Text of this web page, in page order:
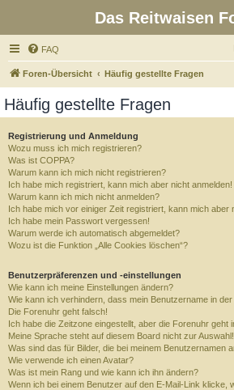
Das Reitwaisen
FAQ
Foren-Übersicht Häufig gestellte Fragen
Häufig gestellte Fragen
Registrierung und Anmeldung
Wozu muss ich mich registrieren?
Was ist COPPA?
Warum kann ich mich nicht registrieren?
Ich habe mich registriert, kann mich aber nicht anmelden!
Warum kann ich mich nicht anmelden?
Ich habe mich vor einiger Zeit registriert, kann mich aber
Ich habe mein Passwort vergessen!
Warum werde ich automatisch abgemeldet?
Wozu ist die Funktion „Alle Cookies löschen“?
Benutzerpräferenzen und -einstellungen
Wie kann ich meine Einstellungen ändern?
Wie kann ich verhindern, dass mein Benutzername in
Die Forenuhr geht falsch!
Ich habe die Zeitzone eingestellt, aber die Forenuhr geht
Meine Sprache steht auf diesem Board nicht zur Auswahl!
Was sind das für Bilder, die bei meinem Benutzernamen
Wie verwende ich einen Avatar?
Was ist mein Rang und wie kann ich ihn ändern?
Wenn ich bei einem Benutzer auf den E-Mail-Link klicke,